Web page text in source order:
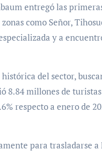
entregó las
como Señor,
y a
del sector,
8.84 millones de
respecto a enero de
para trasladarse